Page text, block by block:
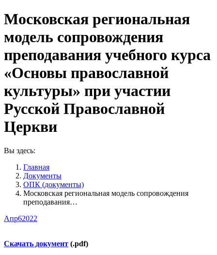
Московская региональная
модель сопровождения
преподавания учебного курса
«Основы православной
культуры» при участии
Русской Православной
Церкви
Вы здесь:
Главная
Документы
ОПК (документы)
Московская региональная модель сопровождения
преподавания…
Апр62022
Скачать документ (.pdf)